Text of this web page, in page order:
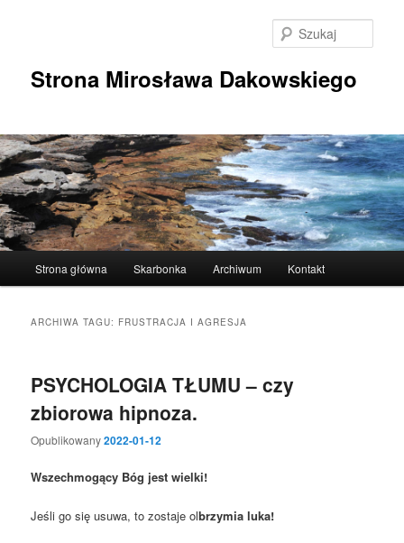
Strona Mirosława Dakowskiego
Strona główna Skarbonka Archiwum Kontakt
ARCHIWA TAGU: FRUSTRACJA I AGRESJA
PSYCHOLOGIA TŁUMU – czy
zbiorowa hipnoza.
Opublikowany2022-01-12
Wszechmogący Bóg jest wielki!
Jeśli go się usuwa, to zostaje olbrzymia luka!